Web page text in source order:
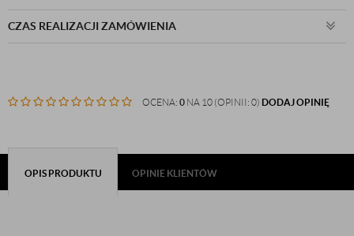
CZAS REALIZACJI ZAMÓWIENIA
OCENA: 0 NA 10 (OPINII: 0) DODAJ OPINIĘ
OPIS PRODUKTU OPINIE KLIENTÓW